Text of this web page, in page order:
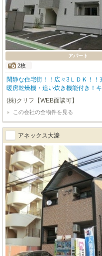
アパート
2枚
閑静な住宅街！！広々3ＬＤＫ！
暖房乾燥機・追い炊き機能付き！
き！ネット無料物件（wifi付）ギガ
ーパーあります！！
(株)クリフ【WEB面談可】
この会社の全物件を見る
アネックス大濠